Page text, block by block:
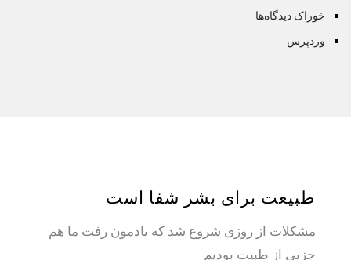
خوراک دیدگاه‌ها
وردپرس
طبیعت برای بشر شفا است
مشکلات از روزی شروع شد که یادمون رفت ما هم
جزيی از طبیت بودیم